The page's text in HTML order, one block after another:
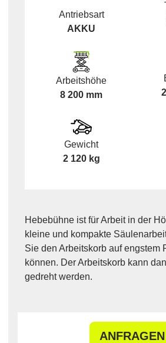
Antriebsart
AKKU
Arbeitshöhe
8 200 mm
Gewicht
2 120 kg
Hebebühne ist für Arbeit in der
kleine und kompakte
Sie den Arbeitskorb auf engstem
können. Der Arbeitskorb kann
gedreht werden.
ANFRAGEN